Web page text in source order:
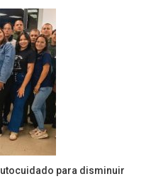
para disminuir